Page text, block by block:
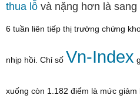
thua lỗ và nặng hơn là sang
6 tuần liên tiếp thị trường chứng
nhịp hồi. Chỉ số Vn-Index
xuống còn 1.182 điểm là mức giảm